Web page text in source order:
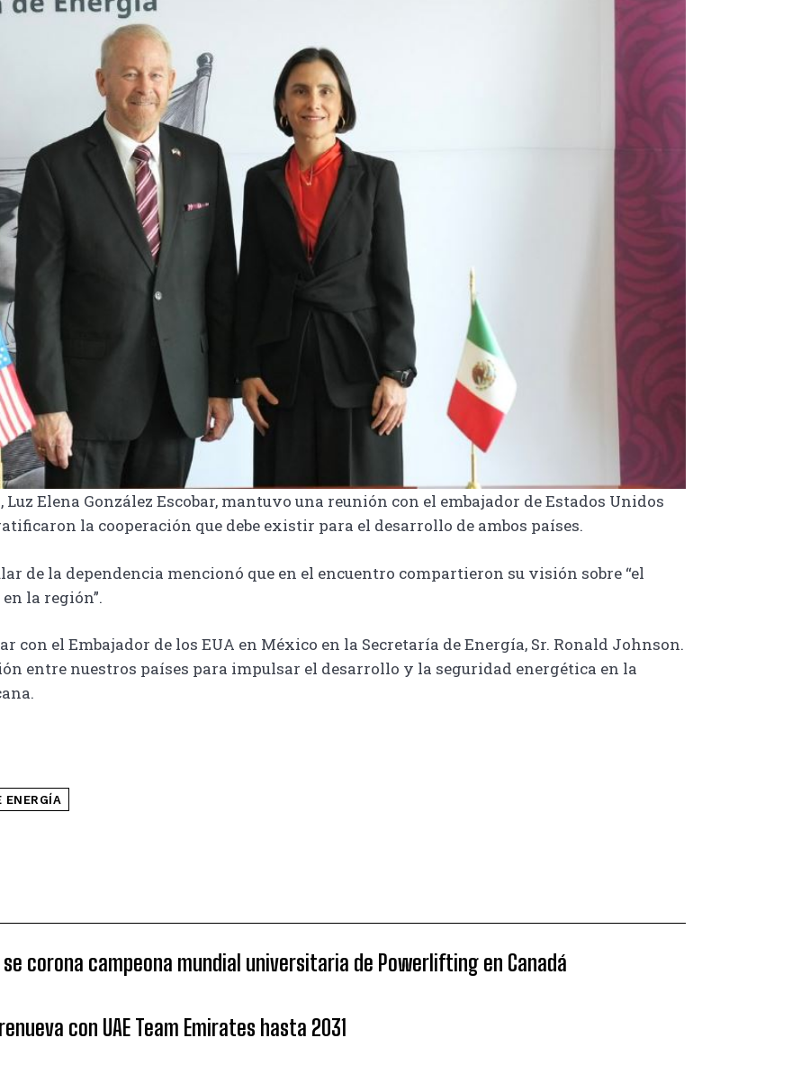
Elena González Escobar, mantuvo una reunión con el embajador de Estados Unidos
la cooperación que debe existir para el desarrollo de ambos países.
de la dependencia mencionó que en el encuentro compartieron su visión sobre “el
la región”.
con el Embajador de los EUA en México en la Secretaría de Energía, Sr. Ronald Johnson.
entre nuestros países para impulsar el desarrollo y la seguridad energética en la
ENERGÍA
corona campeona mundial universitaria de Powerlifting en Canadá
con UAE Team Emirates hasta 2031